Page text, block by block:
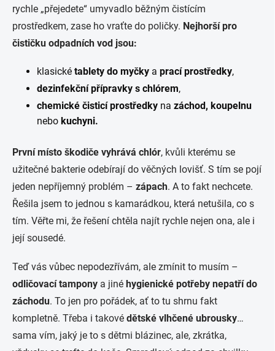
rychle „přejedete“ umyvadlo běžným čistícím
prostředkem, zase ho vraťte do poličky. Nejhorší pro
čističku odpadních vod jsou:
klasické tablety do myčky a prací prostředky,
dezinfekční přípravky s chlórem,
chemické čisticí prostředky na záchod, koupelnu
nebo kuchyni.
První místo škodiče vyhrává chlór, kvůli kterému se
užitečné bakterie odebírají do věčných lovišť. S tím se pojí
jeden nepříjemný problém – zápach. A to fakt nechcete.
Řešila jsem to jednou s kamarádkou, která netušila, co s
tím. Věřte mi, že řešení chtěla najít rychle nejen ona, ale i
její sousedé.
Teď vás vůbec nepodezřívám, ale zmínit to musím –
odličovací tampony a jiné hygienické potřeby nepatří do
záchodu. To jen pro pořádek, ať to tu shrnu fakt
kompletně. Třeba i takové dětské vlhčené ubrousky…
sama vím, jaký je to s dětmi blázinec, ale, zkrátka,